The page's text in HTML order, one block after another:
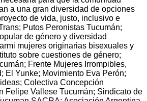
a una gran diversidad de opciones
de vida, justo, inclusivo e
Putos Peronistas Tucumán;
de género y diversidad
mujeres originarias bisexuales y
sobre cuestiones de género;
Frente Mujeres Irrompibles,
El Yunke; Movimiento Eva Perón;
Colectiva Concepción
Felipe Vallese Tucumán; Sindicato de